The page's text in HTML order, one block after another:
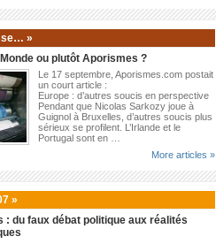
»
ou plutôt Aporismes ?
Le 17 septembre, Aporismes.com postait
un court article :
Europe : d’autres soucis en perspective
Pendant que Nicolas Sarkozy joue à
Guignol à Bruxelles, d’autres soucis plus
sérieux se profilent. L’Irlande et le
Portugal sont en …
More articles »
»
: du faux débat politique aux réalités